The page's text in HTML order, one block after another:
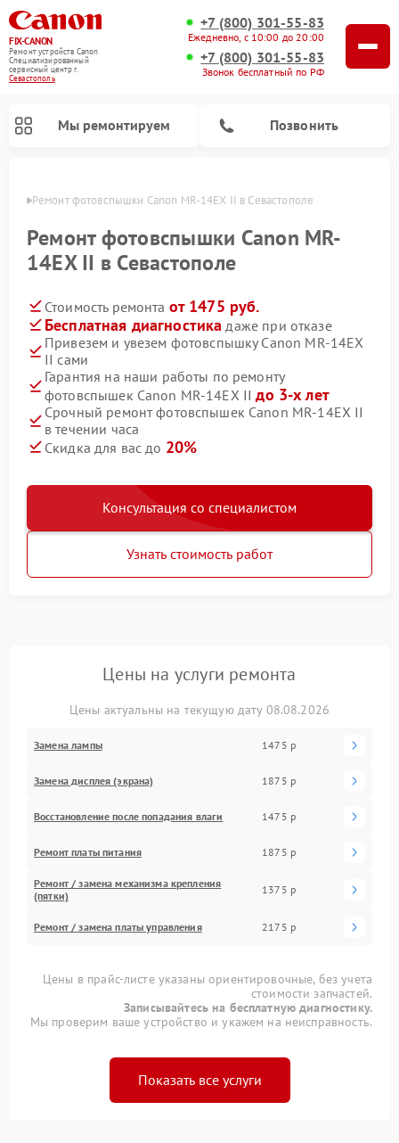
FIX-CANON
Ремонт устройств Canon
Специализированный
cервисный центр г.
Севастополь
+7 (800) 301-55-83
Ежедневно, с 10:00 до 20:00
+7 (800) 301-55-83
Звонок бесплатный по РФ
Мы ремонтируем Позвонить
Ремонт фотовспышки Canon MR-14EX II в Севастополе
Ремонт фотовспышки Canon MR-
14EX II в Севастополе
Стоимость ремонта от 1475 руб.
Бесплатная диагностика даже при отказе
Привезем и увезем фотовспышку Canon MR-14EX
II сами
Гарантия на наши работы по ремонту
фотовспышек Canon MR-14EX IIдо 3-х лет
Срочный ремонт фотовспышек Canon MR-14EX II
в течении часа
Скидка для вас до 20%
Консультация со специалистом
Узнать стоимость работ
Цены на услуги ремонта
Цены актуальны на текущую дату 08.08.2026
Замена лампы 1475 р
Замена дисплея (экрана) 1875 р
Восстановление после попадания влаги 1475 р
Ремонт платы питания 1875 р
Ремонт / замена механизма крепления
(пятки)
1375 р
Ремонт / замена платы управления 2175 р
Цены в прайс-листе указаны ориентировочные, без учета
стоимости запчастей.
Записывайтесь на бесплатную диагностику.
Мы проверим ваше устройство и укажем на неисправность.
Показать все услуги